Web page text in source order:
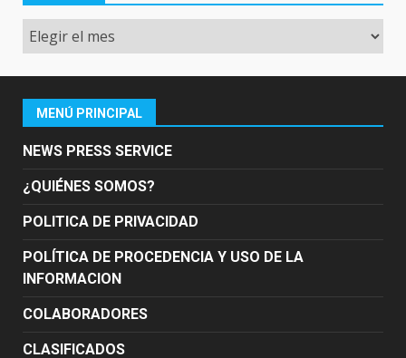
Archivo
MENÚ PRINCIPAL
NEWS PRESS SERVICE
¿QUIÉNES SOMOS?
POLITICA DE PRIVACIDAD
POLÍTICA DE PROCEDENCIA Y USO DE LA
INFORMACION
COLABORADORES
CLASIFICADOS